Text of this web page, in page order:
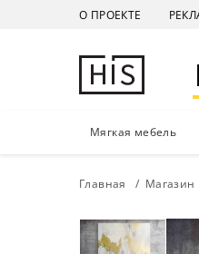
О ПРОЕКТЕ
Мягкая мебель
Главная Магазин